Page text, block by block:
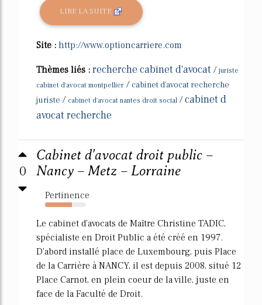
LIRE LA SUITE
Site : http://www.optioncarriere.com
Thèmes liés : recherche cabinet d'avocat / juriste
cabinet d'avocat montpellier / cabinet d'avocat recherche
juriste / cabinet d'avocat nantes droit social /cabinet d
avocat recherche
0
Cabinet d'avocat droit public –
Nancy – Metz – Lorraine
Pertinence
65%
Le cabinet d'avocats de Maître Christine TADIC,
spécialiste en Droit Public a été créé en 1997.
D'abord installé place de Luxembourg, puis Place
de la Carrière à NANCY, il est depuis 2008, situé 12
Place Carnot, en plein coeur de la ville, juste en
face de la Faculté de Droit.